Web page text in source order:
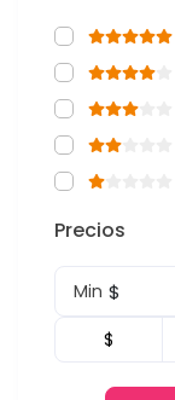
Precios
Min $
$